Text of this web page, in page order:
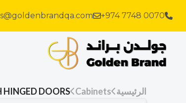
+974 7748 0070
الرئيسية Cabinets
HINGED DOORS